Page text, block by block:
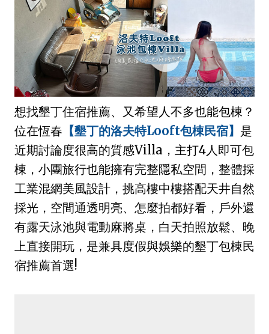
想找墾丁住宿推薦、又希望人不多也能包棟？
位在恆春 【墾丁的洛夫特Looft包棟民宿】 是
近期討論度很高的質感Villa，主打4人即可包
棟，小團旅行也能擁有完整隱私空間，整體採
工業混網美風設計，挑高樓中樓搭配天井自然
採光，空間通透明亮、怎麼拍都好看，戶外還
有露天泳池與電動麻將桌，白天拍照放鬆、晚
上直接開玩，是兼具度假與娛樂的墾丁包棟民
宿推薦首選!